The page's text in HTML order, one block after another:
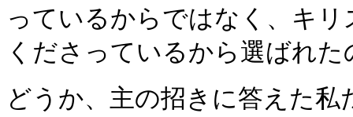
っているからではなく、キ
くださっているから選ばれた
どうか、主の招きに答えた